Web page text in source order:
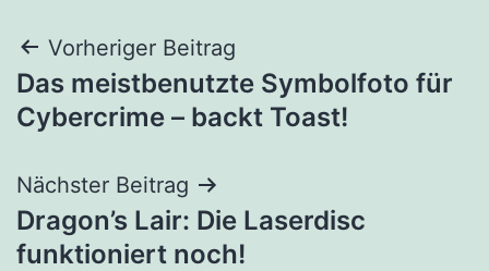
Beitragsnavigation
Vorheriger Beitrag
Das meistbenutzte Symbolfoto für
Cybercrime – backt Toast!
Nächster Beitrag
Dragon’s Lair: Die Laserdisc
funktioniert noch!